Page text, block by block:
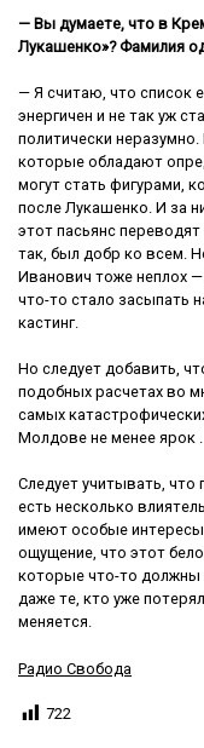
— Вы думаете, что в
Лукашенко»? Фамилия
— Я считаю, что список
энергичен и не так уж
политически
которые обладают
могут стать фигурами,
после Лукашенко. И за
этот пасьянс
так, был добр ко всем.
Иванович тоже неплох —
что-то стало засыпать
кастинг.
Но следует добавить,
подобных расчетах во
самых
Молдове не менее ярок .
Следует учитывать, что
есть несколько
имеют особые интересы
ощущение, что этот
которые что-то
даже те, кто уже
меняется.
Радио Свобода
722